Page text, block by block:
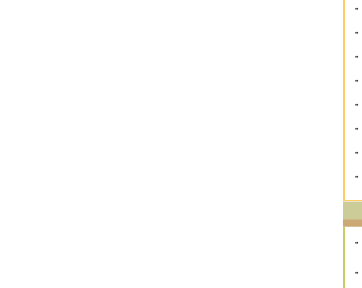
・
・
・
・
・
・
・
・
・
・